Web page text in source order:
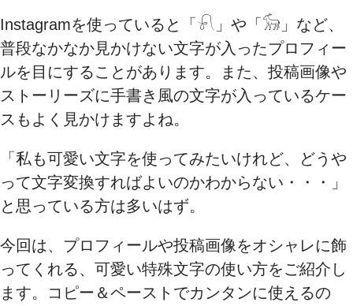
Instagramを使っていると「𓍯」や「𓃘」など、
普段なかなか見かけない文字が入ったプロフィー
ルを目にすることがあります。また、投稿画像や
ストーリーズに手書き風の文字が入っているケー
スもよく見かけますよね。
「私も可愛い文字を使ってみたいけれど、どうや
って文字変換すればよいのかわからない・・・」
と思っている方は多いはず。
今回は、プロフィールや投稿画像をオシャレに飾
ってくれる、可愛い特殊文字の使い方をご紹介し
ます。コピー＆ペーストでカンタンに使えるの